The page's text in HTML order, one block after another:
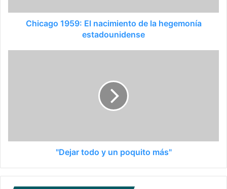
Chicago 1959: El nacimiento de la hegemonía
estadounidense
"Dejar todo y un poquito más"